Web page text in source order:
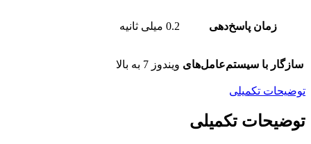
زمان پاسخ‌دهی 0.2 میلی ثانیه
سازگار با سیستم‌عامل‌های ویندوز 7 به بالا
توضیحات تکمیلی
توضیحات تکمیلی